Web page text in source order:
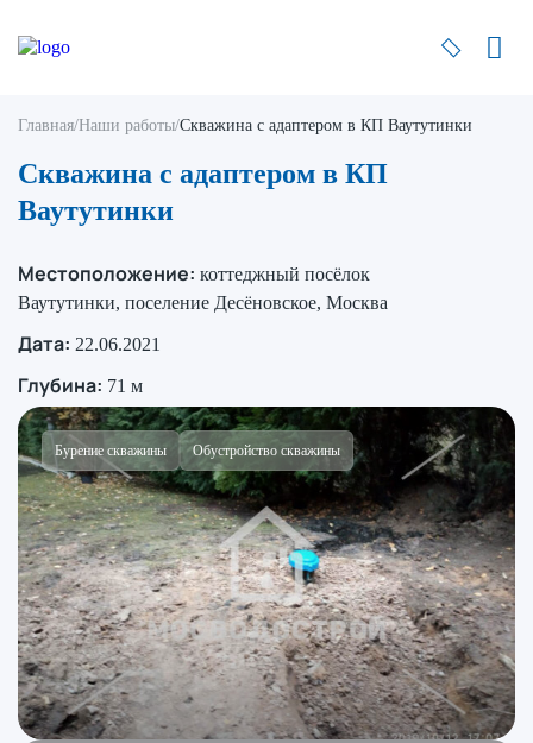
Главная/Наши работы/Скважина с адаптером в КП Ваутутинки
Скважина с адаптером в КП
Ваутутинки
Местоположение: коттеджный посёлок
Ваутутинки, поселение Десёновское, Москва
Дата: 22.06.2021
Глубина: 71 м
Бурение скважины Обустройство скважины